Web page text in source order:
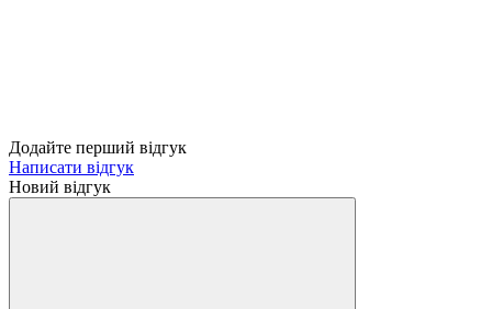
Додайте перший відгук
Написати відгук
Новий відгук